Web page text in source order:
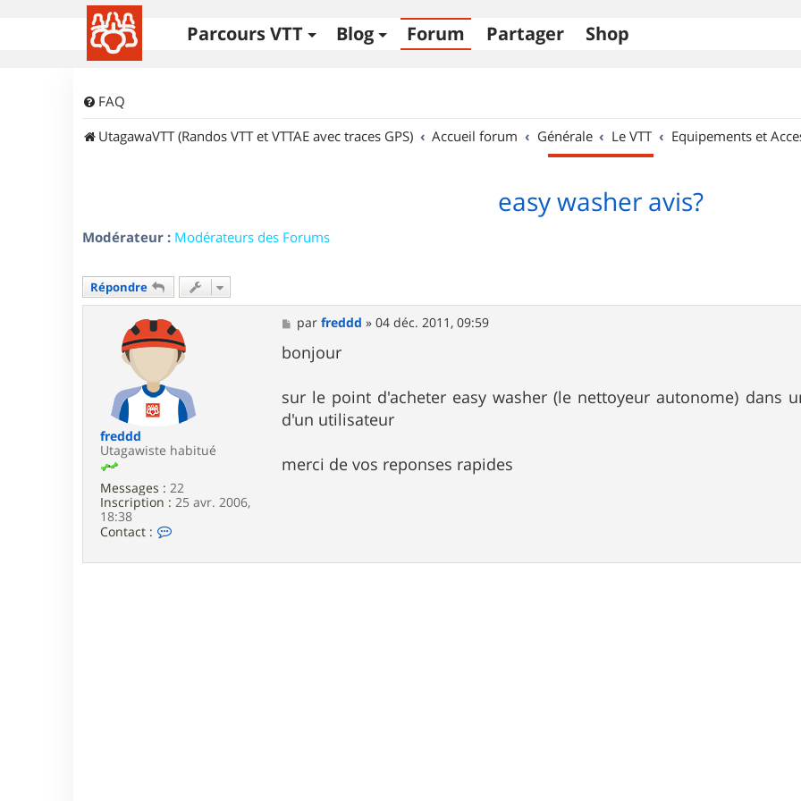
Parcours VTT Blog Forum Partager Shop
FAQ
UtagawaVTT (Randos VTT et VTTAE avec traces GPS)
Accueil forum Générale Le VTT Equipements et
easy washer avis?
Modérateur : Modérateurs des Forums
Répondre
freddd
Utagawiste habitué
Messages : 22
Inscription : 25 avr. 2006,
18:38
Contact :
M
e
s
s
g
e
parfreddd »04 déc. 2011, 09:59
bonjour
sur le point d'acheter easy washer (le nettoyeur autonome) dans
d'un utilisateur
merci de vos reponses rapides